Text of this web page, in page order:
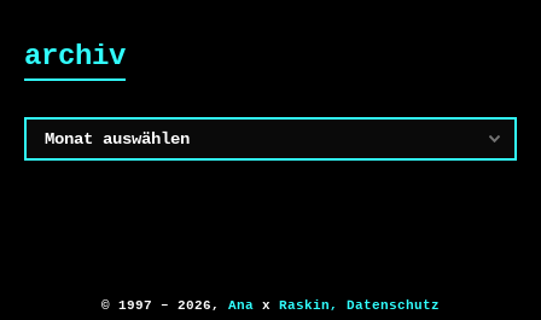
archiv
Archiv
© 1997 – 2026, Ana x Raskin, Datenschutz